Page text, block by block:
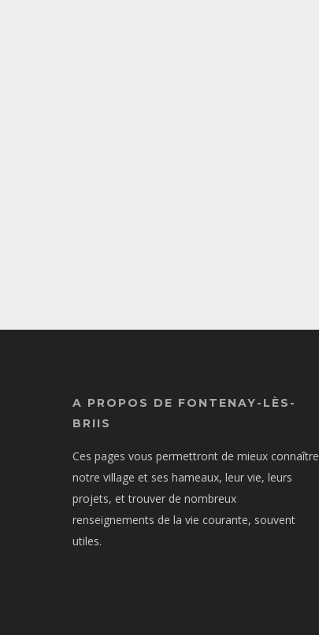
A PROPOS DE FONTENAY-LÈS-
BRIIS
Ces pages vous permettront de mieux connaître
notre village et ses hameaux, leur vie, leurs
projets, et trouver de nombreux
renseignements de la vie courante, souvent
utiles.